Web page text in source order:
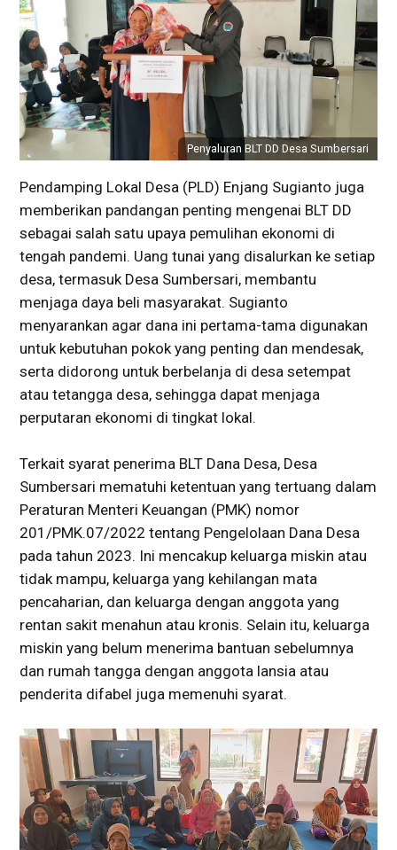
Penyaluran BLT DD Desa Sumbersari
Pendamping Lokal Desa (PLD) Enjang Sugianto juga
memberikan pandangan penting mengenai BLT DD
sebagai salah satu upaya pemulihan ekonomi di
tengah pandemi. Uang tunai yang disalurkan ke setiap
desa, termasuk Desa Sumbersari, membantu
menjaga daya beli masyarakat. Sugianto
menyarankan agar dana ini pertama-tama digunakan
untuk kebutuhan pokok yang penting dan mendesak,
serta didorong untuk berbelanja di desa setempat
atau tetangga desa, sehingga dapat menjaga
perputaran ekonomi di tingkat lokal.
Terkait syarat penerima BLT Dana Desa, Desa
Sumbersari mematuhi ketentuan yang tertuang dalam
Peraturan Menteri Keuangan (PMK) nomor
201/PMK.07/2022 tentang Pengelolaan Dana Desa
pada tahun 2023. Ini mencakup keluarga miskin atau
tidak mampu, keluarga yang kehilangan mata
pencaharian, dan keluarga dengan anggota yang
rentan sakit menahun atau kronis. Selain itu, keluarga
miskin yang belum menerima bantuan sebelumnya
dan rumah tangga dengan anggota lansia atau
penderita difabel juga memenuhi syarat.